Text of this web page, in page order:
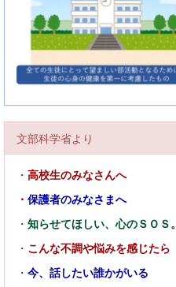
文部科学省より
・ 高校生のみなさんへ
・ 保護者のみなさまへ
・ 知らせてほしい、心のＳＯＳ。
・ こんな不調や悩みを感じたら
・ 今、話したい誰かがいる